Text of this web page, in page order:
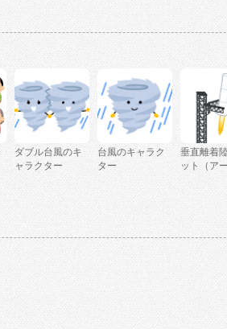
ダブル台風のキ
ャラクター
台風のキャラク
ター
垂直離着
ット（アー